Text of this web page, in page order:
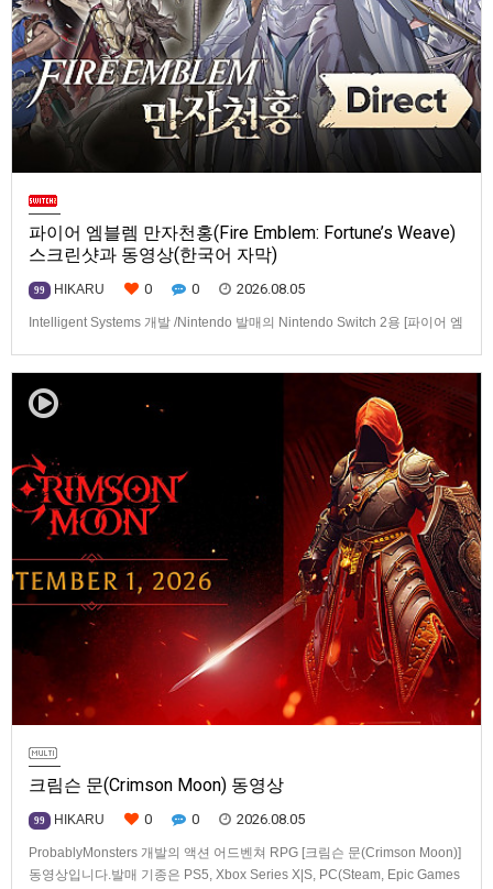
파이어 엠블렘 만자천홍(Fire Emblem: Fortune’s Weave)
스크린샷과 동영상(한국어 자막)
99 HIKARU 0 0 2026.08.05
Intelligent Systems 개발 /Nintendo 발매의 Nintendo Switch 2용 [파이어 엠
크림슨 문(Crimson Moon) 동영상
99 HIKARU 0 0 2026.08.05
ProbablyMonsters 개발의 액션 어드벤쳐 RPG [크림슨 문(Crimson Moon)]
동영상입니다.발매 기종은 PS5, Xbox Series X|S, PC(Steam, Epic Games